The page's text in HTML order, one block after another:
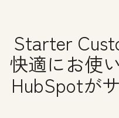
Starter
快適にお使
HubSpotが